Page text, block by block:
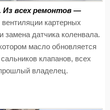
Из всех ремонтов —
картерных
замена датчика коленвала.
масло обновляется
клапанов, всех
владелец.